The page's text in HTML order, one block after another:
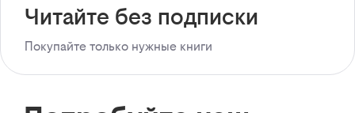
Читайте без подписки
Покупайте только нужные книги